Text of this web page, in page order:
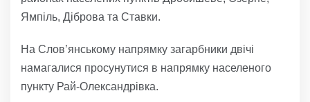
Ямпіль, Діброва та Ставки.
На Слов’янському напрямку загарбники двічі
намагалися просунутися в напрямку населеного
пункту Рай-Олександрівка.